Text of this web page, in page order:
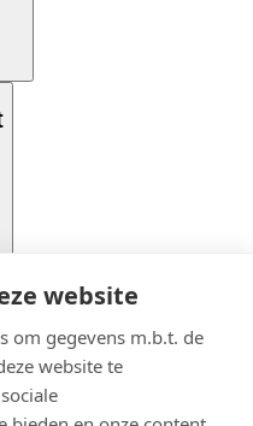
website
om gegevens m.b.t. de
website te